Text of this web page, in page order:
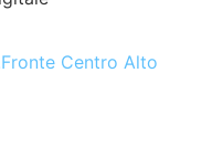
Centro Alto